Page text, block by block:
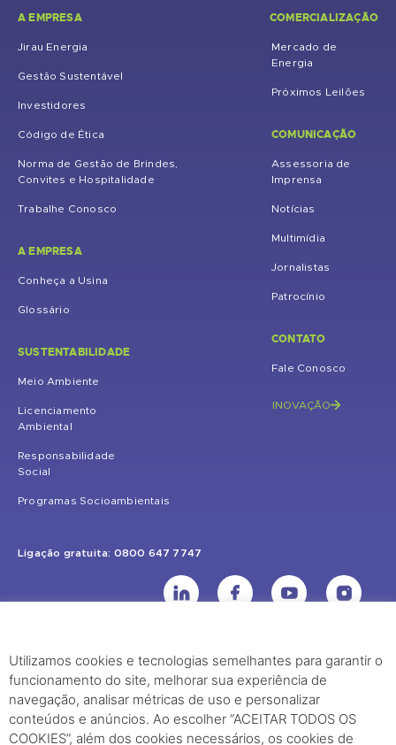
A EMPRESA
Jirau Energia
Gestão Sustentável
Investidores
Código de Ética
Norma de Gestão de Brindes,
Convites e Hospitalidade
Trabalhe Conosco
A EMPRESA
Conheça a Usina
Glossário
SUSTENTABILIDADE
Meio Ambiente
Licenciamento
Ambiental
Responsabilidade
Social
Programas Socioambientais
COMERCIALIZAÇÃO
Mercado de
Energia
Próximos Leilões
COMUNICAÇÃO
Assessoria de
Imprensa
Notícias
Multimídia
Jornalistas
Patrocínio
CONTATO
Fale Conosco
INOVAÇÃO
Ligação gratuita: 0800 647 7747
UHE Jirau
Rodovia BR-364, KM 824 S/Nº - Distrito de Jaci Paraná – Porto Velho
(RO) – CEP: 76840-000 – Telefone: (69) 2182.8600
Utilizamos cookies e tecnologias semelhantes para garantir o
funcionamento do site, melhorar sua experiência de
navegação, analisar métricas de uso e personalizar
conteúdos e anúncios. Ao escolher “ACEITAR TODOS OS
COOKIES”, além dos cookies necessários, os cookies de